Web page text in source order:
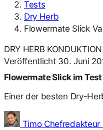
Tests
Dry Herb
Flowermate Slick
DRY HERB KONDUKTION
Veröffentlicht 30. Juni
Flowermate Slick im
Einer der besten Dry-
Timo Chefredakteur